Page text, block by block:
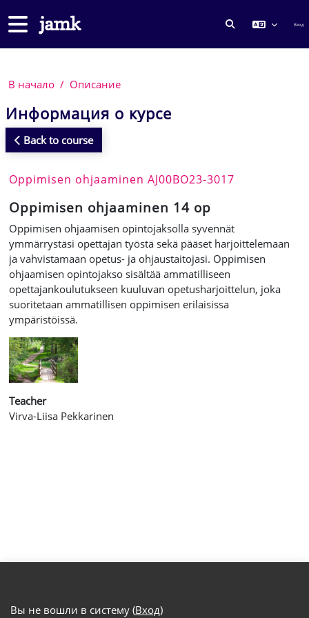
Боковая панель
ИЗМЕНИТЬ Вход
В начало Описание
Информация о курсе
Back to course
Oppimisen ohjaaminen AJ00BO23-3017
Oppimisen ohjaaminen 14 op
Oppimisen ohjaamisen opintojaksolla syvennät
ymmärrystäsi opettajan työstä sekä pääset harjoittelemaan
ja vahvistamaan opetus- ja ohjaustaitojasi. Oppimisen
ohjaamisen opintojakso sisältää ammatilliseen
opettajankoulutukseen kuuluvan opetusharjoittelun, joka
suoritetaan ammatillisen oppimisen erilaisissa
ympäristöissä.
Teacher
Virva-Liisa Pekkarinen
Вы не вошли в систему (Вход)